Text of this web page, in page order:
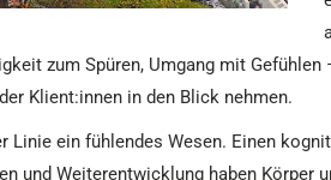
zum Spüren, Umgang mit
Klient:innen in den Blick nehmen.
Linie ein fühlendes Wesen. Einen
und Weiterentwicklung haben Körper